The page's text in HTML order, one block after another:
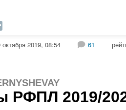
октября 2019, 08:54 61
РФПЛ 2019/